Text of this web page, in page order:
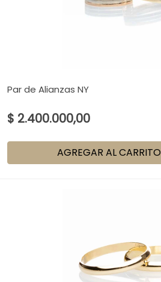
Par de Alianzas NY
$ 2.400.000,00
AGREGAR AL CARRITO